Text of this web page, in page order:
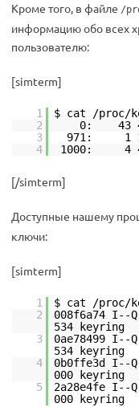
Кроме того, в файле /
информацию обо всех
пользователю:
[simterm]
1
$ cat /proc/
2
0: 43 42/
3
971: 1 1/
4
1000: 4 4/
[/simterm]
Доступные нашему
ключи:
[simterm]
1
$ cat /proc/
2
008f6a74
534 keyring
3
0ae78499
534 keyring
4
0b0ffe3d I--
000 keyring
5
2a28e4fe
000 keyring